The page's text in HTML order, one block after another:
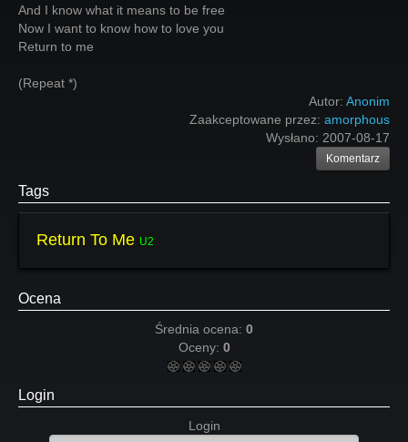
And I know what it means to be free
Now I want to know how to love you
Return to me
(Repeat *)
Autor: Anonim
Zaakceptowane przez: amorphous
Wysłano: 2007-08-17
Komentarz
Tags
Return To Me U2
Ocena
Średnia ocena: 0
Oceny: 0
Login
Login